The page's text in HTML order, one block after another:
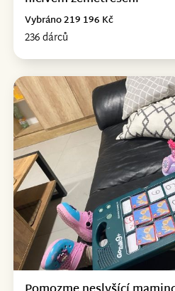
236 dárců
Vybráno 219 196 Kč